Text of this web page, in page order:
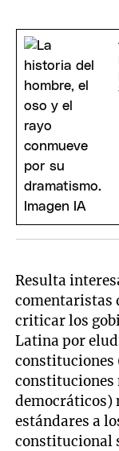
Resulta
comentaristas
criticar los
Latina por
constituciones
constituciones
democráticos)
estándares a
constitucional